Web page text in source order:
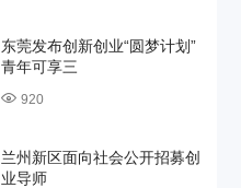
东莞发布创新创业“圆梦计划”
青年可享三
920
兰州新区面向社会公开招募创
业导师